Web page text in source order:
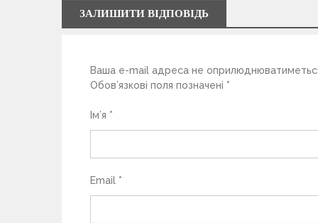
а
и
с
і
в
ЗАЛИШИТИ ВІДПОВІДЬ
Ваша e-mail адреса не
Обов’язкові поля позначені *
Ім’я *
Email *